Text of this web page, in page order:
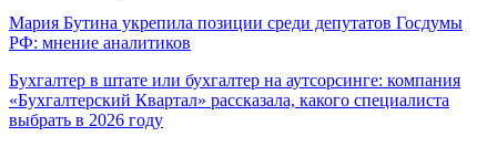
Мария Бутина укрепила позиции среди депутатов Госдумы
РФ: мнение аналитиков
Бухгалтер в штате или бухгалтер на аутсорсинге: компания
«Бухгалтерский Квартал» рассказала, какого специалиста
выбрать в 2026 году